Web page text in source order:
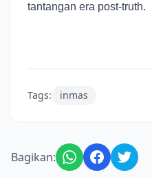
tantangan era post-truth.
Tags: inmas
Bagikan: